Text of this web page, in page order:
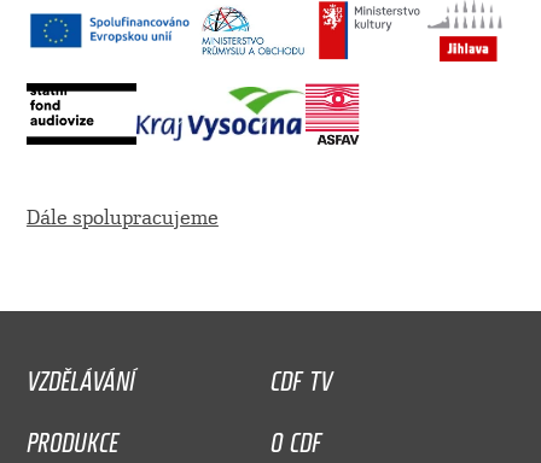
Dále spolupracujeme
VZDĚLÁVÁNÍ
CDF TV
PRODUKCE
O CDF